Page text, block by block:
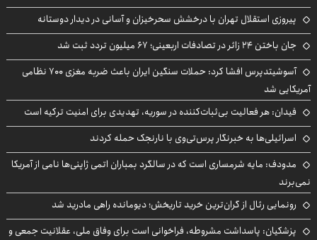
پیروزی استقلال تهران با درخشش سحرخیزان و آسانی در دیدار دوستانه
جان باختن ۲۴ زائر در تصادفات اربعینی؛ ۶۷ میلیون تردد ثبت شد
آسوشیتدپرس افشا کرد: حملات سنگین ایران باعث ضربه مغزی ۷۰۰ نظامی
آمریکایی شد
فیدان: هر فعالیت بی‌ثبات‌کننده در سوریه، تهدیدی برای امنیت ترکیه است
اسرائیلی‌ها به خبرنگار پرس‌تی‌وی با نارنجک حمله کردند
مدودف: مایه شرمساری است که در سالگرد بمباران اتمی ژاپنی‌ها نامی از آمریکا
نمی‌برند
رونمایی رئال از گران‌ترین خرید تاریخش؛ دیومانده راهی مادرید شد
پزشکیان: پاسداشت مشروطه، فراخوانی است برای وفاق ملی، عقلانیت جمعی و